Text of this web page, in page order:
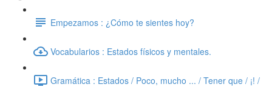
Empezamos : ¿Cómo te sientes hoy?
Vocabularios : Estados físicos y mentales.
Gramática : Estados / Poco, mucho ... / Tener que / ¡! /